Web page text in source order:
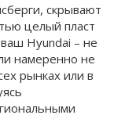
скрывают
целый пласт
Hyundai – не
намеренно не
рынках или в